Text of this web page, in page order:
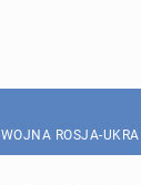
WOJNA ROSJA-